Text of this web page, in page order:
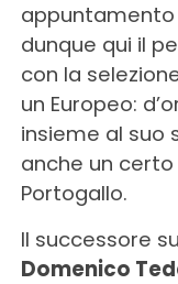
dunque qui il
con la
un Europeo:
insieme al suo
anche un certo
Portogallo.
Il successore
Domenico